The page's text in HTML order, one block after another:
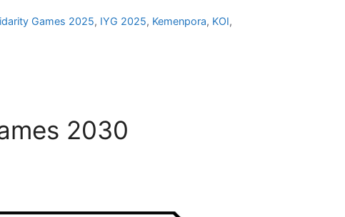
Games 2025, IYG 2025, Kemenpora, KOI,
2030